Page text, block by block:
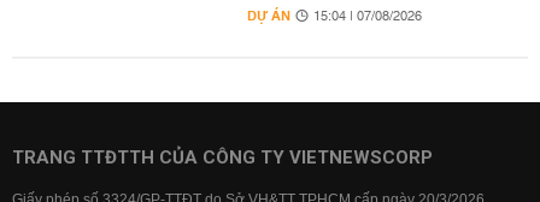
DỰ ÁN 15:04 | 07/08/2026
TRANG TTĐTTH CỦA CÔNG TY VIETNEWSCORP